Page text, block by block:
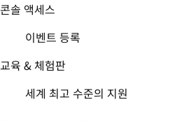
콘솔 액세스
이벤트 등록
교육 & 체험판
세계 최고 수준의 지원